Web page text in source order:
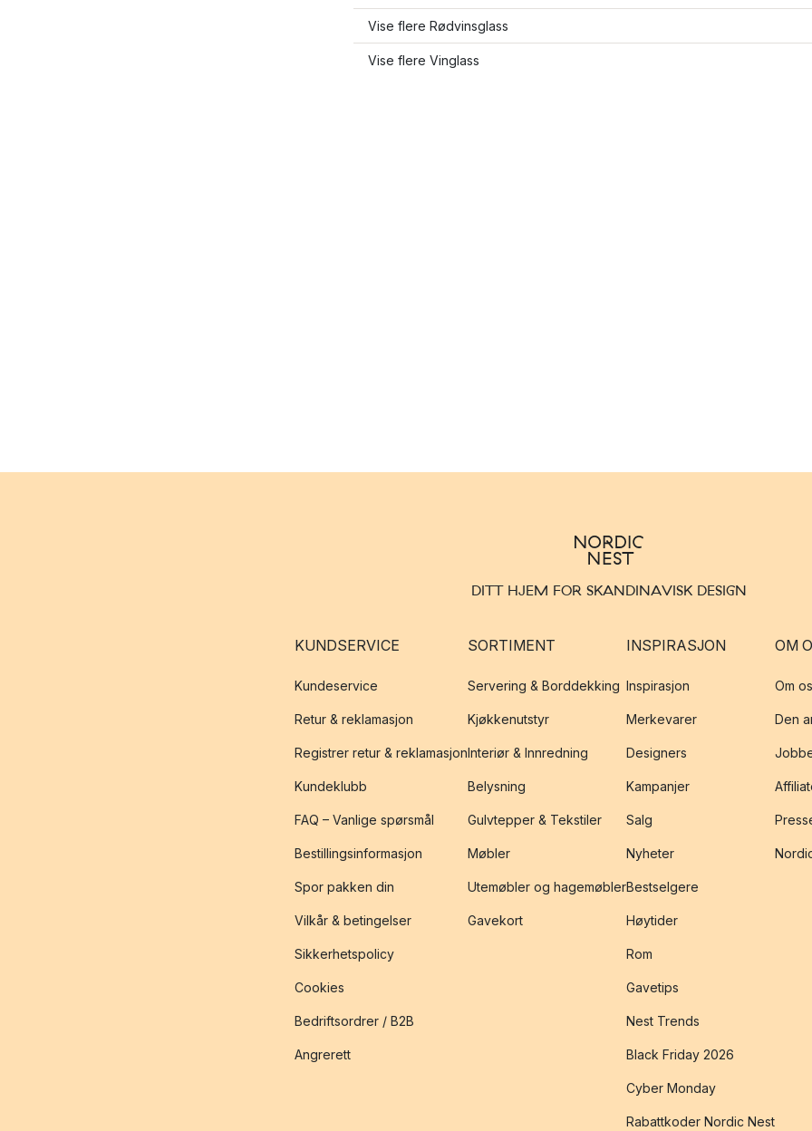
Vise flere Rødvinsglass
Vise flere Vinglass
DITT HJEM FOR SKANDINAVISK DESIGN
KUNDSERVICE
Kundeservice
Retur & reklamasjon
Registrer retur & reklamasjon
Kundeklubb
FAQ – Vanlige spørsmål
Bestillingsinformasjon
Spor pakken din
Vilkår & betingelser
Sikkerhetspolicy
Cookies
Bedriftsordrer / B2B
Angrerett
SORTIMENT
Servering & Borddekking
Kjøkkenutstyr
Interiør & Innredning
Belysning
Gulvtepper & Tekstiler
Møbler
Utemøbler og hagemøbler
Gavekort
INSPIRASJON
Inspirasjon
Merkevarer
Designers
Kampanjer
Salg
Nyheter
Bestselgere
Høytider
Rom
Gavetips
Nest Trends
Black Friday 2026
Cyber Monday
Rabattkoder Nordic Nest
OM
Om
Den